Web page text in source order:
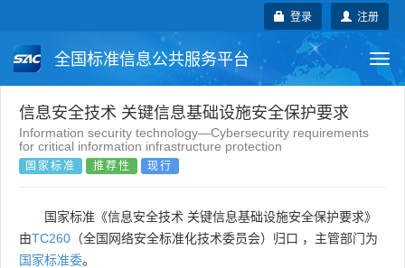
注册
登录
全国标准信息公共服务平台
国家标准 行业标准 地方标准
团体标准 企业标准
信息安全技术 关键信息基础设施安全保护要求
Information security technology—Cybersecurity requirements
for critical information infrastructure protection
国家标准 推荐性 现行
国家标准《信息安全技术 关键信息基础设施安全保护要求》
由TC260 （全国网络安全标准化技术委员会）归口 ，主管部门为
国家标准委。